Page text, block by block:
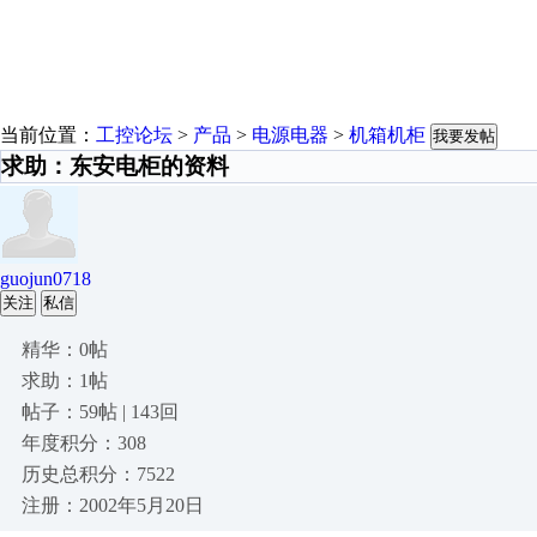
当前位置： 工控论坛 > 产品 > 电源电器 > 机箱机柜 我要发帖
求助：东安电柜的资料
guojun0718
关注 私信
精华：0帖
求助：1帖
帖子：59帖 | 143回
年度积分：308
历史总积分：7522
注册：2002年5月20日